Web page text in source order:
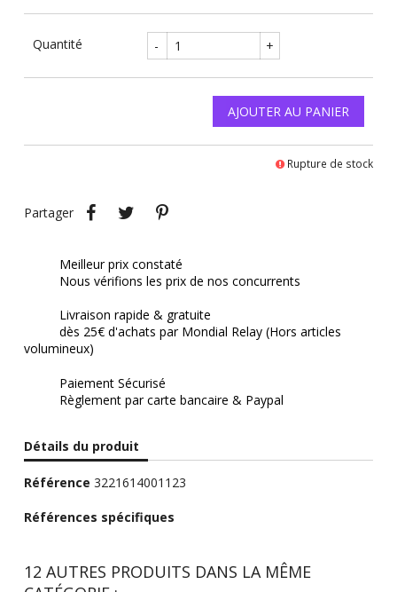
Quantité - +
AJOUTER AU PANIER
Rupture de stock
Partager
PartagerTweet
Meilleur prix constaté
Nous vérifions les prix de nos concurrents
Livraison rapide & gratuite
dès 25€ d'achats par Mondial Relay (Hors articles
volumineux)
Paiement Sécurisé
Règlement par carte bancaire & Paypal
Détails du produit
Référence 3221614001123
Références spécifiques
12 AUTRES PRODUITS DANS LA MÊME